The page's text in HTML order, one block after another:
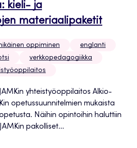
kieli- ja
materiaalipaketit
oppiminen
englanti
verkkopedagogiikka
yhteistyöoppilaitos Alkio-
opetussuunnitelmien mukaista
Näihin opintoihin haluttiin
pakolliset...